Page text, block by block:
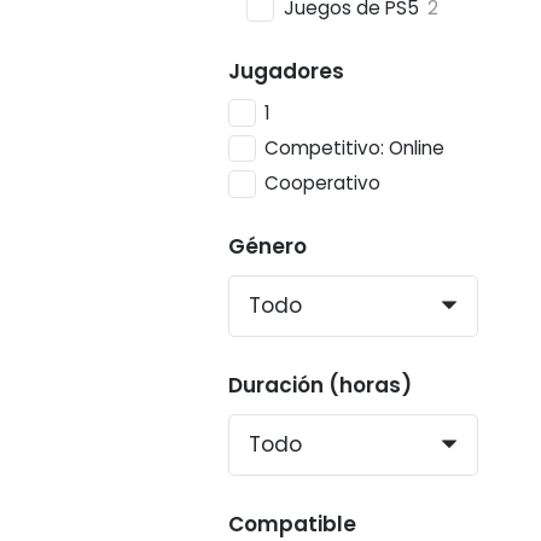
Juegos de PS5 2
Jugadores
1
Competitivo: Online
Cooperativo
Género
Duración (horas)
Compatible